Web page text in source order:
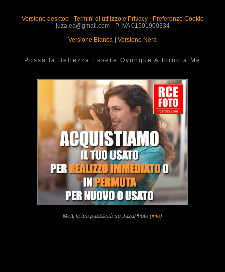
Versione desktop- Termini di utilizzo e Privacy- Preferenze Cookie
juza.ea@gmail.com - P. IVA 01501900334
Versione Bianca | Versione Nera
Possa la Bellezza Essere Ovunque Attorno a Me
Metti la tua pubblicità su JuzaPhoto (info)